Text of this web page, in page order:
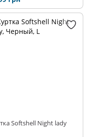
Softshell Night lady